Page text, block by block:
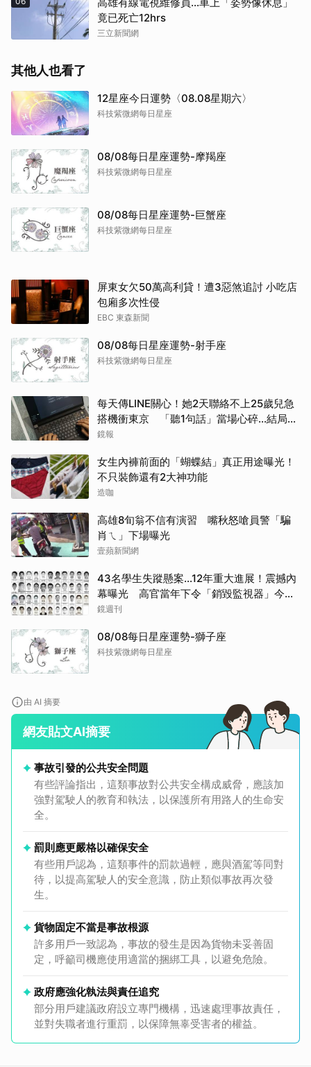
竟已死亡12hrs
三立新聞網
其他人也看了
12星座今日運勢〈08.08星期六〉
科技紫微網每日星座
08/08每日星座運勢-摩羯座
科技紫微網每日星座
08/08每日星座運勢-巨蟹座
科技紫微網每日星座
屏東女欠50萬高利貸！遭3惡煞追討 小吃店
包廂多次性侵
EBC 東森新聞
08/08每日星座運勢-射手座
科技紫微網每日星座
每天傳LINE關心！她2天聯絡不上25歲兒急
搭機衝東京 「聽1句話」當場心碎...結局看
哭網
鏡報
女生內褲前面的「蝴蝶結」真正用途曝光！
不只裝飾還有2大神功能
造咖
高雄8旬翁不信有演習 嘴秋怒嗆員警「騙
肖ㄟ」下場曝光
壹蘋新聞網
43名學生失蹤懸案...12年重大進展！震撼內
幕曝光 高官當年下令「銷毀監視器」今遭
逮
鏡週刊
08/08每日星座運勢-獅子座
科技紫微網每日星座
由 AI 摘要
網友貼文AI摘要
事故引發的公共安全問題
有些評論指出，這類事故對公共安全構成威脅，應該加
強對駕駛人的教育和執法，以保護所有用路人的生命安
全。
罰則應更嚴格以確保安全
有些用戶認為，這類事件的罰款過輕，應與酒駕等同對
待，以提高駕駛人的安全意識，防止類似事故再次發
生。
貨物固定不當是事故根源
許多用戶一致認為，事故的發生是因為貨物未妥善固
定，呼籲司機應使用適當的捆綁工具，以避免危險。
政府應強化執法與責任追究
部分用戶建議政府設立專門機構，迅速處理事故責任，
並對失職者進行重罰，以保障無辜受害者的權益。